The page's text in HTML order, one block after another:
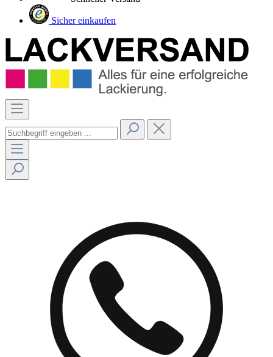
Sicher einkaufen